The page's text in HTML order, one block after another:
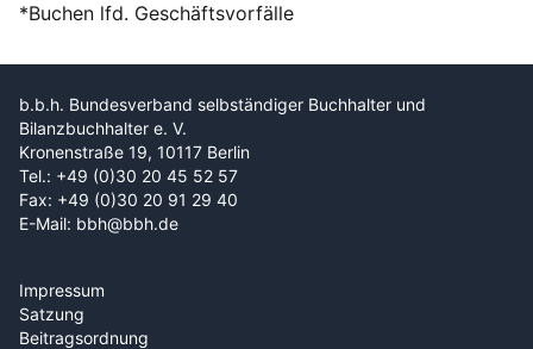
*Buchen lfd. Geschäftsvorfälle
b.b.h. Bundesverband selbständiger Buchhalter und
Bilanzbuchhalter e. V.
Kronenstraße 19, 10117 Berlin
Tel.: +49 (0)30 20 45 52 57
Fax: +49 (0)30 20 91 29 40
E-Mail: bbh@bbh.de
Impressum
Satzung
Beitragsordnung